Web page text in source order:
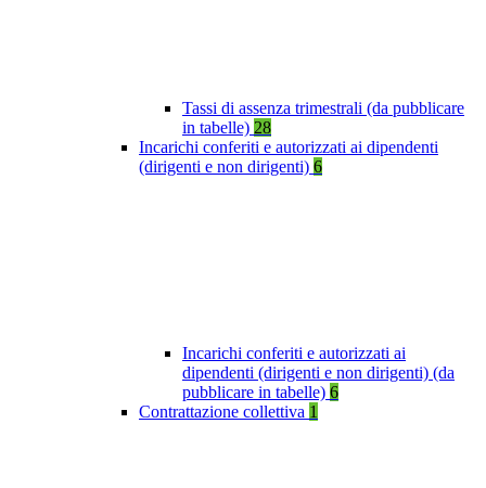
Tassi di assenza trimestrali (da pubblicare
in tabelle) 28
Incarichi conferiti e autorizzati ai dipendenti
(dirigenti e non dirigenti) 6
Incarichi conferiti e autorizzati ai
dipendenti (dirigenti e non dirigenti) (da
pubblicare in tabelle) 6
Contrattazione collettiva 1